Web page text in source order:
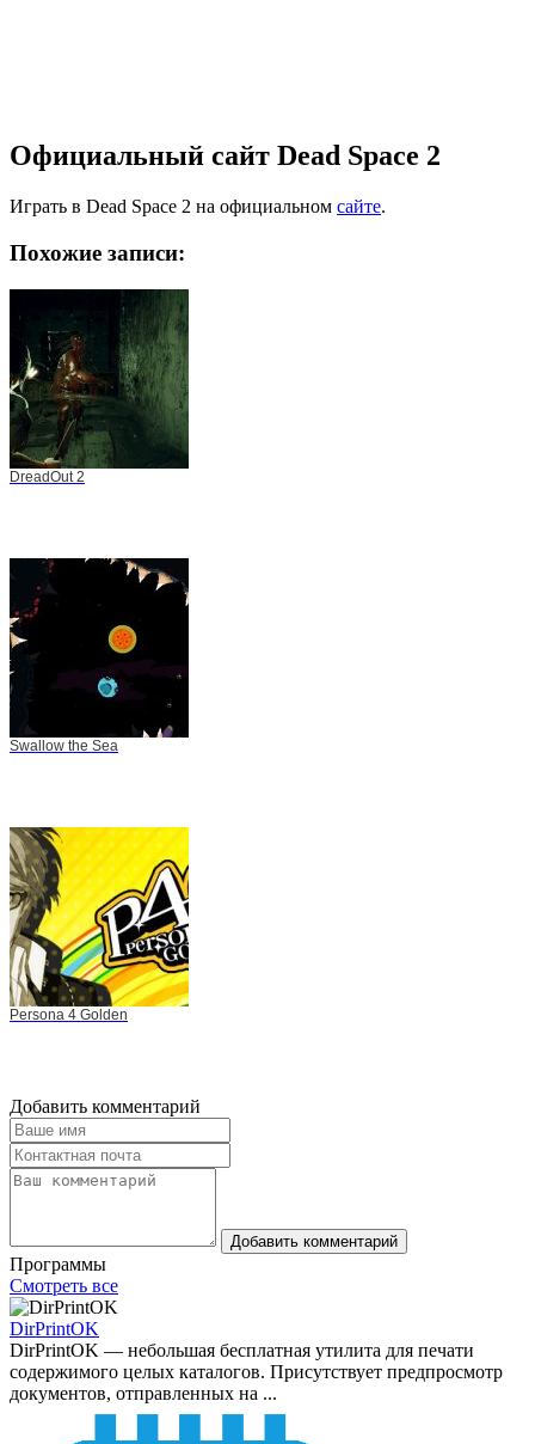
Официальный сайт Dead Space 2
Играть в Dead Space 2 на официальном сайте.
Похожие записи:
DreadOut 2
Swallow the Sea
Persona 4 Golden
Добавить комментарий
Добавить комментарий
Программы
Смотреть все
DirPrintOK
DirPrintOK — небольшая бесплатная утилита для печати
содержимого целых каталогов. Присутствует предпросмотр
документов, отправленных на ...